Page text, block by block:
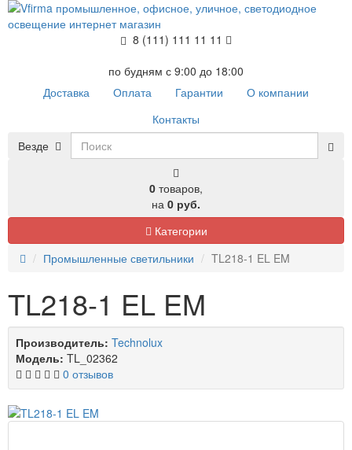
8 (111) 111 11 11
по будням с 9:00 до 18:00
Доставка
Оплата Гарантии
О компании
Контакты
Везде
0 товаров,
на 0 руб.
Категории
Промышленные светильники
TL218-1 EL EM
TL218-1 EL EM
Производитель: Technolux
Модель: TL_02362
0 отзывов